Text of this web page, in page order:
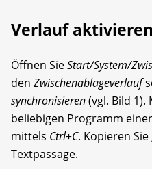
Verlauf aktivieren
Öffnen SieStart/System/
den Zwischenablageverlauf
synchronisieren(vgl. Bild 1).
beliebigen Programm
mittels Ctrl+C. Kopieren
Textpassage.